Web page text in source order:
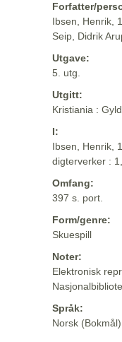
Forfatter/
Ibsen, Henrik,
Seip, Didrik
Utgave:
5. utg.
Utgitt:
Kristiania :
I:
Ibsen, Henrik,
digterverker :
Omfang:
397 s. port.
Form/genre:
Skuespill
Noter:
Elektronisk
Språk:
Norsk (Bokmål)